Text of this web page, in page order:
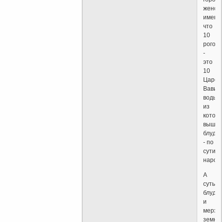
что
10
рогов
-
это
10
Царей
воды
из
вышла
- по
сути
А
суть
блуда
и